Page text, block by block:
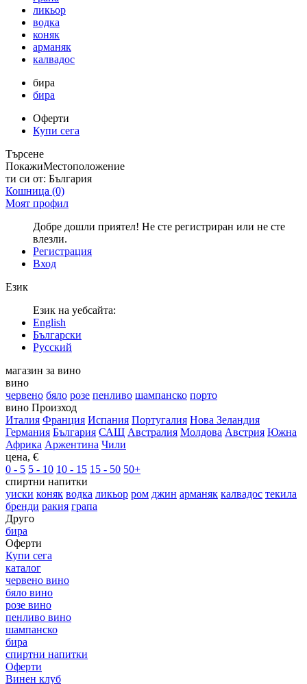
ликьор
водка
коняк
арманяк
калвадос
бира
бира
Оферти
Купи сега
Търсене
ПокажиМестоположение
ти си от: България
Кошница (0)
Моят профил
Добре дошли приятел! Не сте регистриран или не сте
влезли.
Регистрация
Вход
Език
Език на уебсайта:
English
Български
Русский
магазин за вино
вино
червено бяло розе пенливо шампанско порто
вино Произход
Италия Франция Испания Португалия Нова Зеландия
Германия България САЩ Австралия Молдова Австрия Южна
Африка Аржентина Чили
цена, €
0 - 5 5 - 10 10 - 15 15 - 50 50+
спиртни напитки
уиски коняк водка ликьор ром джин арманяк калвадос текила
бренди ракия грапа
Друго
бира
Оферти
Купи сега
каталог
червено вино
бяло вино
розе вино
пенливо вино
шампанско
бира
спиртни напитки
Оферти
Винен клуб